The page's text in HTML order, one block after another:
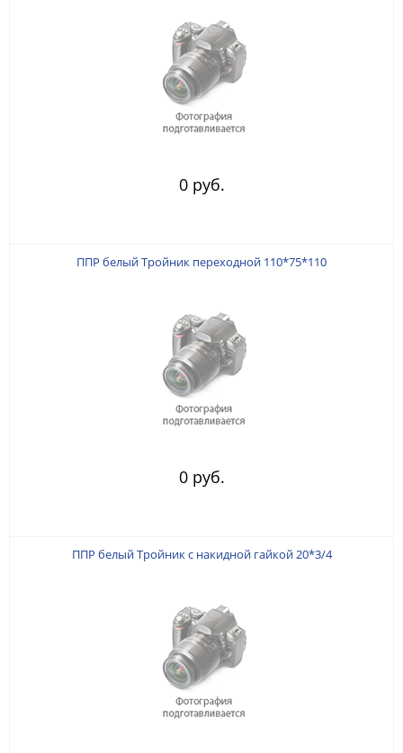
0 руб.
ППР белый Тройник переходной 110*75*110
0 руб.
ППР белый Тройник с накидной гайкой 20*3/4